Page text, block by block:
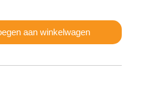
aan winkelwagen